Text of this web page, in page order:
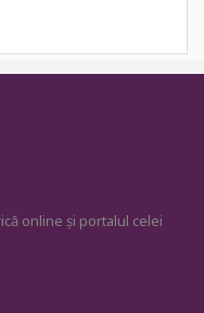
online și portalul celei